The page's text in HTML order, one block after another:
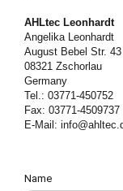
AHLtec Leonhardt
Angelika Leonhardt
August Bebel Str. 43
08321 Zschorlau
Germany
Tel.: 03771-450752
Fax: 03771-4509737
E-Mail: info@ahltec
KONTAKT
Name